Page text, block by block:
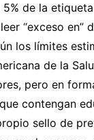
de la
“exceso en”
los límites
de la
pero en
contengan
sello de